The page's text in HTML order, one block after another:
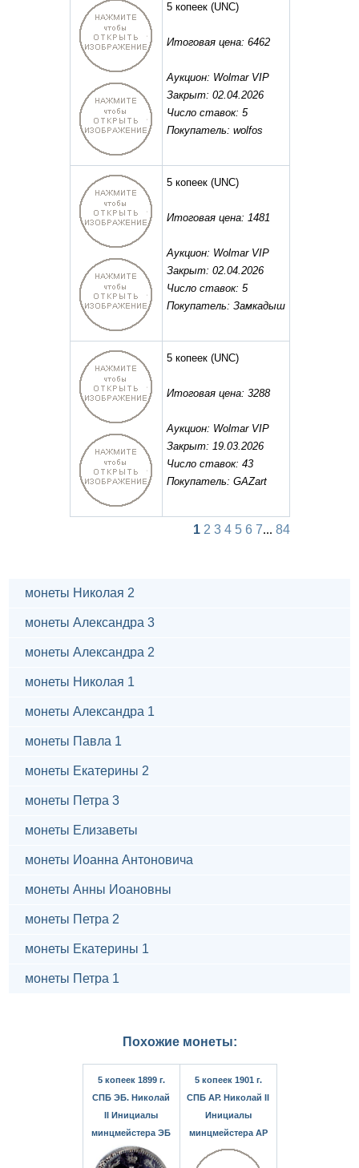
5 копеек(UNC)
Итоговая цена: 6462
Аукцион: Wolmar VIP
Закрыт: 02.04.2026
Число ставок: 5
Покупатель: wolfos
5 копеек(UNC)
Итоговая цена: 1481
Аукцион: Wolmar VIP
Закрыт: 02.04.2026
Число ставок: 5
Покупатель: Замкадыш
5 копеек(UNC)
Итоговая цена: 3288
Аукцион: Wolmar VIP
Закрыт: 19.03.2026
Число ставок: 43
Покупатель: GAZart
1 2 3 4 5 6 7... 84
монеты Николая 2
монеты Александра 3
монеты Александра 2
монеты Николая 1
монеты Александра 1
монеты Павла 1
монеты Екатерины 2
монеты Петра 3
монеты Елизаветы
монеты Иоанна Антоновича
монеты Анны Иоановны
монеты Петра 2
монеты Екатерины 1
монеты Петра 1
Похожие монеты:
5 копеек 1899 г.
СПБ ЭБ. Николай
II Инициалы
минцмейстера ЭБ
5 копеек 1901 г.
СПБ АР. Николай II
Инициалы
минцмейстера АР